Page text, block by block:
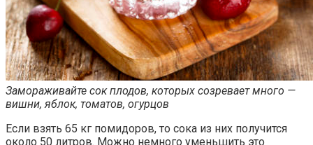
Замораживайте сок плодов, которых созревает много —
вишни, яблок, томатов, огурцов
Если взять 65 кг помидоров, то сока из них получится
около 50 литров. Можно немного уменьшить это